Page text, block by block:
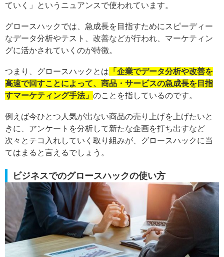
ていく」というニュアンスで使われています。
グロースハックでは、急成長を目指すためにスピーディー
なデータ分析やテスト、改善などが行われ、マーケティン
グに活かされていくのが特徴。
つまり、グロースハックとは 「企業でデータ分析や改善を
高速で回すことによって、商品・サービスの急成長を目指
すマーケティング手法」 のことを指しているのです。
例えば今ひとつ人気が出ない商品の売り上げを上げたいと
きに、アンケートを分析して新たな企画を打ち出すなど
次々とテコ入れしていく取り組みが、グロースハックに当
てはまると言えるでしょう。
ビジネスでのグロースハックの使い方